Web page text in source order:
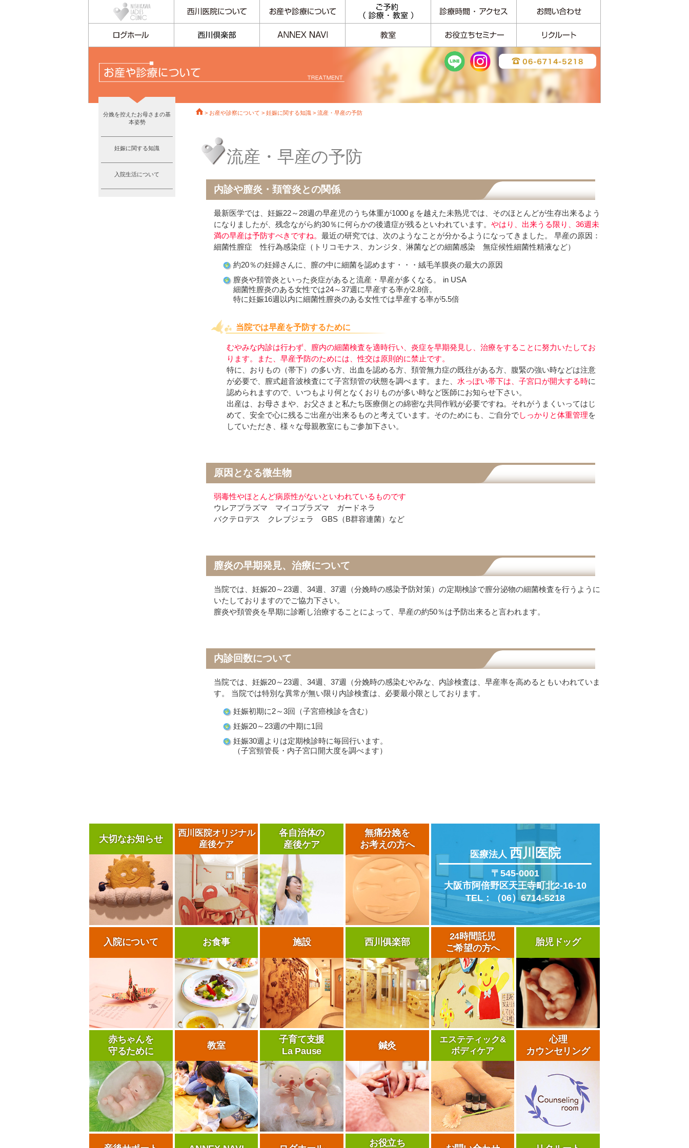
分娩を控えたお母さまの基
本姿勢
妊娠に関する知識
入院生活について
> お産や診察について > 妊娠に関する知識 > 流産・早産の予防
流産・早産の予防
内診や膣炎・頚管炎との関係
最新医学では、妊娠22～28週の早産児のうち体重が1000ｇを越えた未熟児では、そのほとんどが生存出来るよう
になりましたが、残念ながら約30％に何らかの後遺症が残るといわれています。 やはり、出来うる限り、36週未
満の早産は予防すべきですね。 最近の研究では、次のようなことが分かるようになってきました。 早産の原因：
細菌性膣症 性行為感染症（トリコモナス、カンジタ、淋菌などの細菌感染 無症候性細菌性精液など）
約20％の妊婦さんに、膣の中に細菌を認めます・・・絨毛羊膜炎の最大の原因
膣炎や頚管炎といった炎症があると流産・早産が多くなる。 in USA
細菌性膣炎のある女性では24～37週に早産する率が2.8倍。
特に妊娠16週以内に細菌性膣炎のある女性では早産する率が5.5倍
当院では早産を予防するために
むやみな内診は行わず、膣内の細菌検査を適時行い、炎症を早期発見し、治療をすることに努力いたしてお
ります。また、早産予防のためには、性交は原則的に禁止です。
特に、おりもの（帯下）の多い方、出血を認める方、頚管無力症の既往がある方、腹緊の強い時などは注意
が必要で、膣式超音波検査にて子宮頚管の状態を調べます。また、 水っぽい帯下は、子宮口が開大する時に
認められますので、いつもより何となくおりものが多い時など医師にお知らせ下さい。
出産は、お母さまや、お父さまと私たち医療側との綿密な共同作戦が必要ですね。それがうまくいってはじ
めて、安全で心に残るご出産が出来るものと考えています。そのためにも、ご自分でしっかりと体重管理を
していただき、様々な母親教室にもご参加下さい。
原因となる微生物
弱毒性やほとんど病原性がないといわれているものです
ウレアプラズマ マイコプラズマ ガードネラ
バクテロデス クレブジェラ GBS（B群容連菌）など
膣炎の早期発見、治療について
当院では、妊娠20～23週、34週、37週（分娩時の感染予防対策）の定期検診で膣分泌物の細菌検査を行うように
いたしておりますのでご協力下さい。
膣炎や頚管炎を早期に診断し治療することによって、早産の約50％は予防出来ると言われます。
内診回数について
当院では、妊娠20～23週、34週、37週（分娩時の感染むやみな、内診検査は、早産率を高めるともいわれていま
す。 当院では特別な異常が無い限り内診検査は、必要最小限としております。
妊娠初期に2～3回（子宮癌検診を含む）
妊娠20～23週の中期に1回
妊娠30週よりは定期検診時に毎回行います。
（子宮頸管長・内子宮口開大度を調べます）
大切なお知らせ
西川医院オリジナル
産後ケア
各自治体の
産後ケア
無痛分娩を
お考えの方へ
医療法人 西川医院
〒545-0001
大阪市阿倍野区天王寺町北2-16-10
TEL：（06）6714-5218
入院について お食事 施設 西川俱楽部
24時間託児
ご希望の方へ
胎児ドッグ
赤ちゃんを
守るために
教室
子育て支援
La Pause
鍼灸
エステティック&
ボディケア
心理
カウンセリング
お役立ち